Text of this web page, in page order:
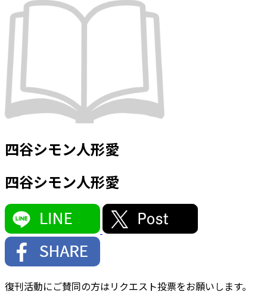
四谷シモン人形愛
四谷シモン人形愛
復刊活動にご賛同の方はリクエスト投票をお願いします。